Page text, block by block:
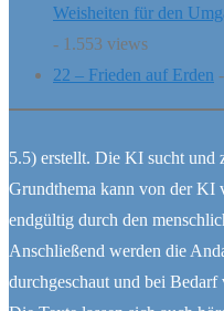
Weisheiten für den
- 1.553 views
22 – Frieden auf Erden
5.5) erstellt. Die KI sucht und
Grundthema kann von der KI
endgültig durch den
Anschließend werden die
durchgeschaut und bei Bedarf